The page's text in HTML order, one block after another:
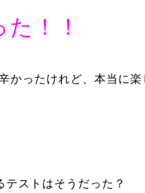
！！
かったけれど、本当に楽
テストはそうだった？